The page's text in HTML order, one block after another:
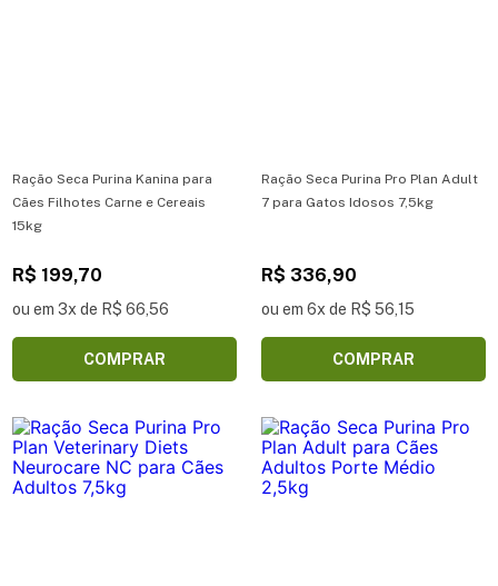
Ração Seca Purina Kanina para
Cães Filhotes Carne e Cereais
15kg
R$ 199,70
ou em 3x de R$ 66,56
COMPRAR
Ração Seca Purina Pro Plan Adult
7 para Gatos Idosos 7,5kg
R$ 336,90
ou em 6x de R$ 56,15
COMPRAR